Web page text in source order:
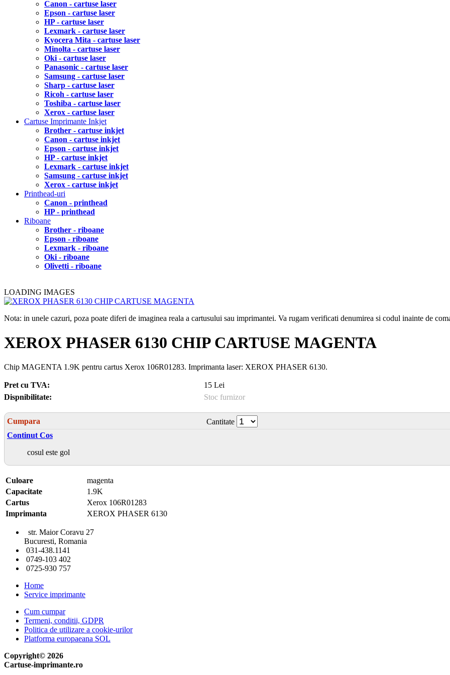
Canon - cartuse laser
Epson - cartuse laser
HP - cartuse laser
Lexmark - cartuse laser
Kyocera Mita - cartuse laser
Minolta - cartuse laser
Oki - cartuse laser
Panasonic - cartuse laser
Samsung - cartuse laser
Sharp - cartuse laser
Ricoh - cartuse laser
Toshiba - cartuse laser
Xerox - cartuse laser
Cartuse Imprimante Inkjet
Brother - cartuse inkjet
Canon - cartuse inkjet
Epson - cartuse inkjet
HP - cartuse inkjet
Lexmark - cartuse inkjet
Samsung - cartuse inkjet
Xerox - cartuse inkjet
Printhead-uri
Canon - printhead
HP - printhead
Riboane
Brother - riboane
Epson - riboane
Lexmark - riboane
Oki - riboane
Olivetti - riboane
LOADING IMAGES
Nota: in unele cazuri, poza poate diferi de imaginea reala a cartusului sau imprimantei. Va rugam verificati denumirea si codul inainte de
XEROX PHASER 6130 CHIP CARTUSE MAGENTA
Chip MAGENTA 1.9K pentru cartus Xerox 106R01283. Imprimanta laser: XEROX PHASER 6130.
Pret cu TVA:
15 Lei
Dispnibilitate:
Stoc furnizor
Cumpara
Cantitate
Continut Cos
cosul este gol
Culoare
magenta
Capacitate
1.9K
Cartus
Xerox 106R01283
Imprimanta
XEROX PHASER 6130
str. Maior Coravu 27
Bucuresti, Romania
031-438.1141
0749-103 402
0725-930 757
Home
Service imprimante
Cum cumpar
Termeni, conditii, GDPR
Politica de utilizare a cookie-urilor
Platforma europaeana SOL
Copyright© 2026
Cartuse-imprimante.ro